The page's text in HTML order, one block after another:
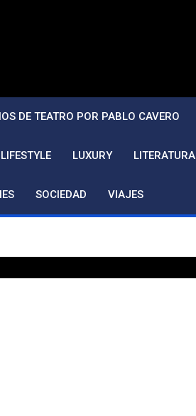
DE TEATRO POR PABLO CAVERO
LIFESTYLE LUXURY LITERATURA
SOCIEDAD VIAJES